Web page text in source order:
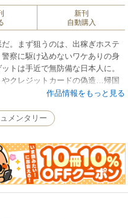
新刊
自動購入
。まず狙うのは、出稼ぎホステ
察に駆け込めないワケありの身
トは手近で無防備な日本人に。
やクレジットカードの偽造…帰国
という驚くべき「偽家族」の実
ト！
作品情報をもっと見る
ュメンタリー